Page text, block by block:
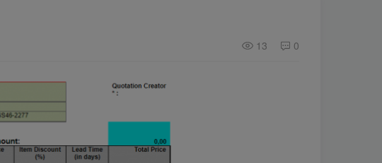
13 0